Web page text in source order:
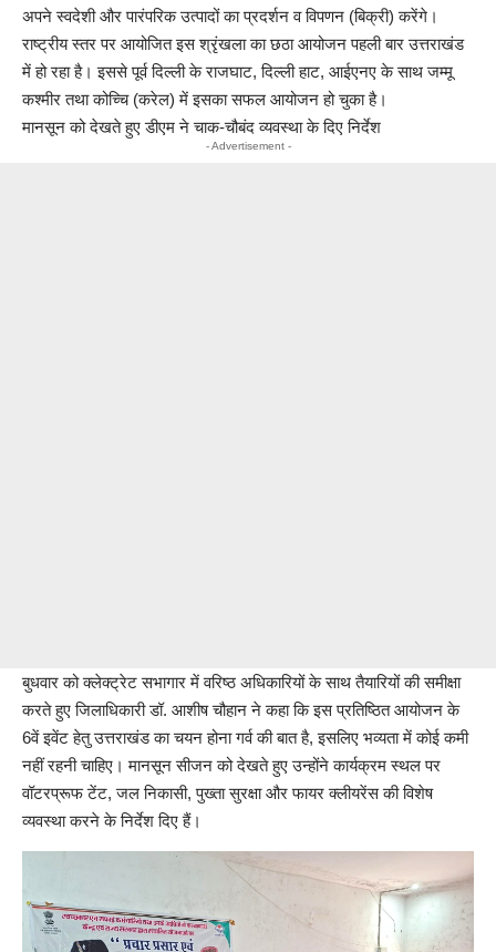
अपने स्वदेशी और पारंपरिक उत्पादों का प्रदर्शन व विपणन (बिक्री) करेंगे।
राष्ट्रीय स्तर पर आयोजित इस श्रृंखला का छठा आयोजन पहली बार उत्तराखंड
में हो रहा है। इससे पूर्व दिल्ली के राजघाट, दिल्ली हाट, आईएनए के साथ जम्मू
कश्मीर तथा कोच्चि (करेल) में इसका सफल आयोजन हो चुका है।
मानसून को देखते हुए डीएम ने चाक-चौबंद व्यवस्था के दिए निर्देश
- Advertisement -
बुधवार को क्लेक्ट्रेट सभागार में वरिष्ठ अधिकारियों के साथ तैयारियों की समीक्षा
करते हुए जिलाधिकारी डॉ. आशीष चौहान ने कहा कि इस प्रतिष्ठित आयोजन के
6वें इवेंट हेतु उत्तराखंड का चयन होना गर्व की बात है, इसलिए भव्यता में कोई कमी
नहीं रहनी चाहिए। मानसून सीजन को देखते हुए उन्होंने कार्यक्रम स्थल पर
वॉटरप्रूफ टेंट, जल निकासी, पुख्ता सुरक्षा और फायर क्लीयरेंस की विशेष
व्यवस्था करने के निर्देश दिए हैं।